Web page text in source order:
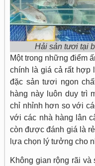
Hải sản tươi tại
Một trong những điểm
chính là giá cả rất hợp
đặc sản tươi ngon
hàng này luôn duy trì
chỉ nhỉnh hơn so với
với các nhà hàng lân
còn được đánh giá là
lựa chọn lý tưởng cho
Không gian rộng rãi